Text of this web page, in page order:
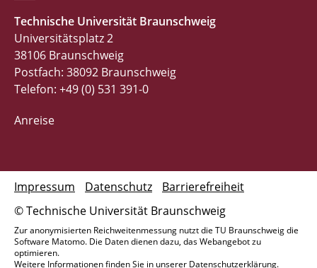
Technische Universität Braunschweig
Universitätsplatz 2
38106 Braunschweig
Postfach: 38092 Braunschweig
Telefon: +49 (0) 531 391-0
Anreise
© Technische Universität Braunschweig
Impressum Datenschutz Barrierefreiheit
Zur anonymisierten Reichweitenmessung nutzt die TU Braunschweig die
Software Matomo. Die Daten dienen dazu, das Webangebot zu
optimieren.
Weitere Informationen finden Sie in unserer Datenschutzerklärung.